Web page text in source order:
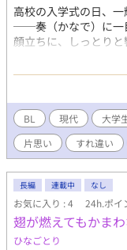
高校の入学式の日、
──奏（かなで）に一
顔立ちに、しっとり
れ、一輝は勢いのま
年生が卒業する、あ
てしまい、けれど『
後、一輝は奏の進学
勧誘の時、見知った相
る。 「……なに」 視
ないが、耳に無数のピ
に好かれる優等生、
再会した二人の恋が
BL 現代 大学
片思い
すれ違い
長編 連載中 なし
お気に入り : 4 24h.ポイ
翅が燃えてもかま
ひなごとり